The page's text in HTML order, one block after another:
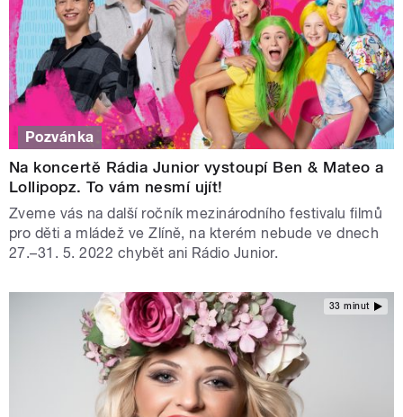
Pozvánka
Na koncertě Rádia Junior vystoupí Ben & Mateo a
Lollipopz. To vám nesmí ujít!
Zveme vás na další ročník mezinárodního festivalu filmů
pro děti a mládež ve Zlíně, na kterém nebude ve dnech
27.–31. 5. 2022 chybět ani Rádio Junior.
33 minut